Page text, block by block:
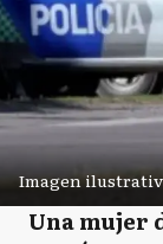
Imagen
Una mujer